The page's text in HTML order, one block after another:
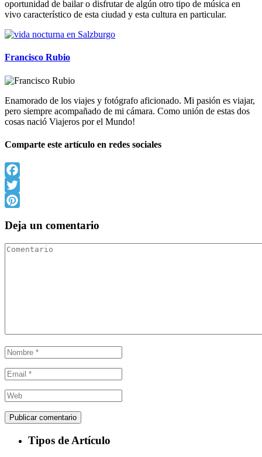
oportunidad de bailar o disfrutar de algún otro tipo de música en
vivo característico de esta ciudad y esta cultura en particular.
Francisco Rubio
Enamorado de los viajes y fotógrafo aficionado. Mi pasión es viajar,
pero siempre acompañado de mi cámara. Como unión de estas dos
cosas nació Viajeros por el Mundo!
Comparte este artículo en redes sociales
Facebook
Twitter
Deja un comentario
Tipos de Artículo